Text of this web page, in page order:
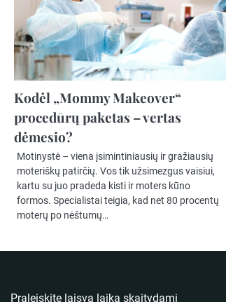
Kodėl „Mommy Makeover“
procedūrų paketas – vertas
dėmesio?
Motinystė – viena įsimintiniausių ir gražiausių
moteriškų patirčių. Vos tik užsimezgus vaisiui,
kartu su juo pradeda kisti ir moters kūno
formos. Specialistai teigia, kad net 80 procentų
moterų po nėštumų…
Praleiskite laisvą laiką skaitydami